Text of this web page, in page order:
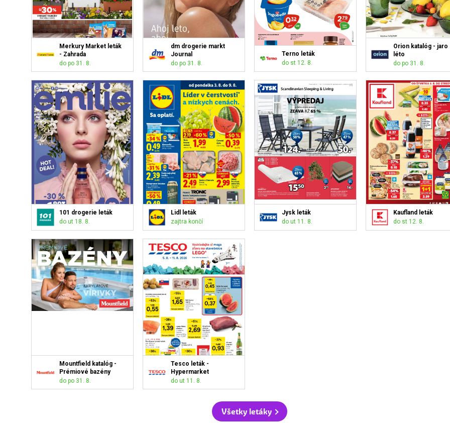
Merkury Market leták
- Zahrada
do po 31. 8.
dm drogerie markt
Journal
do po 31. 8.
Terno leták
do st 12. 8.
Orion katalóg - jaro
léto
do po 31. 8.
101 drogerie leták
do ut 18. 8.
Lidl leták
zajtra končí
Jysk leták
do ut 11. 8.
Kaufland leták
do st 12. 8.
Mountfield katalóg -
Prémiové bazény
do po 31. 8.
Tesco leták -
Hypermarket
do ut 11. 8.
Všetky letáky